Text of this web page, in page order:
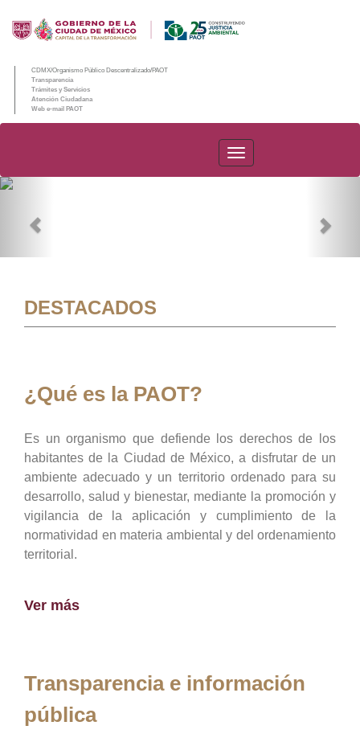
CDMX/Organismo Público Descentralizado/PAOT
Transparencia
Trámites y Servicios
Atención Ciudadana
Web e-mail PAOT
PAOT
DESTACADOS
¿Qué es la PAOT?
Es un organismo que defiende los derechos de los
habitantes de la Ciudad de México, a disfrutar de un
ambiente adecuado y un territorio ordenado para su
desarrollo, salud y bienestar, mediante la promoción y
vigilancia de la aplicación y cumplimiento de la
normatividad en materia ambiental y del ordenamiento
territorial.
Ver más
Transparencia e información
pública